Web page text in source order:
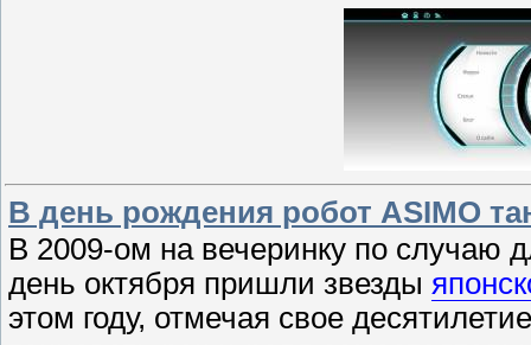
В день рождения робот ASIMO
В 2009-ом на вечеринку по случаю
день октября пришли звезды
этом году, отмечая свое